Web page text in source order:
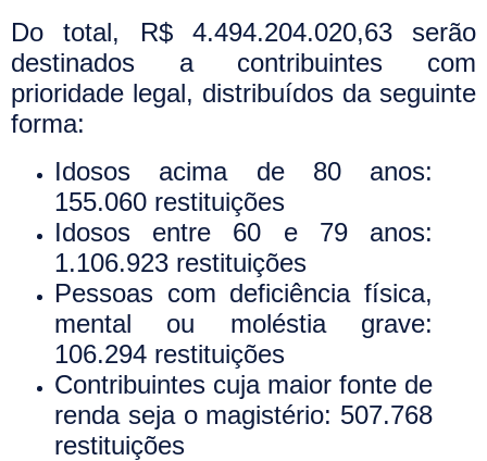
Do total, R$ 4.494.204.020,63 serão
destinados a contribuintes com
prioridade legal, distribuídos da seguinte
forma:
Idosos acima de 80 anos:
155.060 restituições
Idosos entre 60 e 79 anos:
1.106.923 restituições
Pessoas com deficiência física,
mental ou moléstia grave:
106.294 restituições
Contribuintes cuja maior fonte de
renda seja o magistério: 507.768
restituições